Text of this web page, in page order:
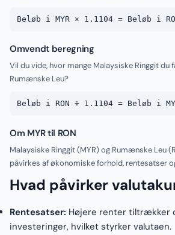
Beløb i MYR × 1.1104 = Beløb i
Omvendt beregning
Vil du vide, hvor mange Malaysiske Ringgit du
Rumænske Leu?
Beløb i RON ÷ 1.1104 = Beløb i
Om MYR til RON
Malaysiske Ringgit (MYR) og Rumænske Leu
påvirkes af økonomiske forhold, rentesatser
Hvad påvirker
Rentesatser: Højere renter tiltrækker
investeringer, hvilket styrker valutaen.